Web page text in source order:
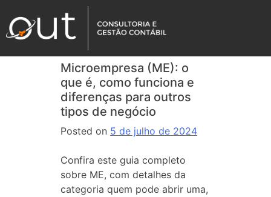
Microempresa (ME): o
que é, como funciona e
diferenças para outros
tipos de negócio
Posted on 5 de julho de 2024
Confira este guia completo
sobre ME, com detalhes da
categoria quem pode abrir uma,